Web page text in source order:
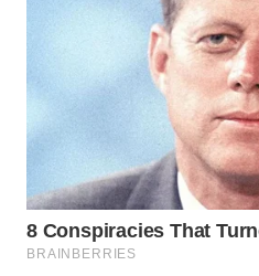
WAHANANEWS
WAHANANEWS
WAHANANEWS
NET
WAHANA